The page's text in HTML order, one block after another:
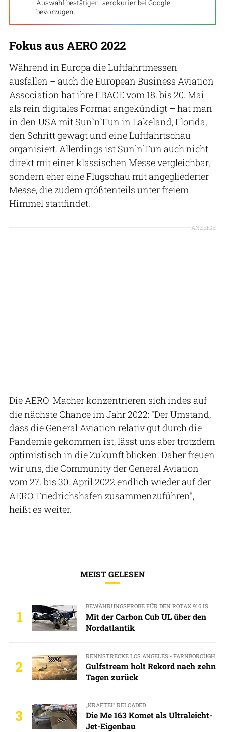
Auswahl bestätigen: aerokurier bei Google
bevorzugen.
Fokus aus AERO 2022
Während in Europa die Luftfahrtmessen
ausfallen – auch die European Business Aviation
Association hat ihre EBACE vom 18. bis 20. Mai
als rein digitales Format angekündigt – hat man
in den USA mit Sun`n`Fun in Lakeland, Florida,
den Schritt gewagt und eine Luftfahrtschau
organisiert. Allerdings ist Sun`n`Fun auch nicht
direkt mit einer klassischen Messe vergleichbar,
sondern eher eine Flugschau mit angegliederter
Messe, die zudem größtenteils unter freiem
Himmel stattfindet.
ANZEIGE
Die AERO-Macher konzentrieren sich indes auf
die nächste Chance im Jahr 2022: "Der Umstand,
dass die General Aviation relativ gut durch die
Pandemie gekommen ist, lässt uns aber trotzdem
optimistisch in die Zukunft blicken. Daher freuen
wir uns, die Community der General Aviation
vom 27. bis 30. April 2022 endlich wieder auf der
AERO Friedrichshafen zusammenzuführen",
heißt es weiter.
MEIST GELESEN
1
BEWÄHRUNGSPROBE FÜR DEN ROTAX 916 IS
Mit der Carbon Cub UL über den
Nordatlantik
2
RENNSTRECKE LOS ANGELES - FARNBOROUGH
Gulfstream holt Rekord nach zehn
Tagen zurück
3
„KRAFTEI“ RELOADED
Die Me 163 Komet als Ultraleicht-
Jet-Eigenbau